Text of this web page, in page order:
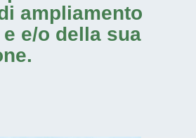
ampliamento
e/o della sua